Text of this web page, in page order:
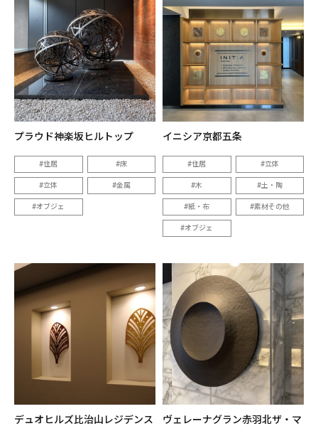
プラウド神楽坂ヒルトップ
住居 床
立体 金属
オブジェ
イニシア京都五条
住居 立体
木 土・陶
紙・布 素材その他
オブジェ
デュオヒルズ比治山レジデンス
ヴェレーナグラン赤羽北ザ・マ